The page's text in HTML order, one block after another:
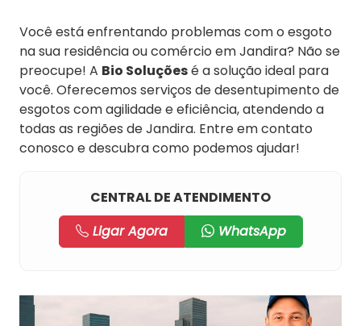
Você está enfrentando problemas com o esgoto
na sua residência ou comércio em Jandira? Não se
preocupe! A Bio Soluçõesé a solução ideal para
você. Oferecemos serviços de desentupimento de
esgotos com agilidade e eficiência, atendendo a
todas as regiões de Jandira. Entre em contato
conosco e descubra como podemos ajudar!
CENTRAL DE ATENDIMENTO
Ligar Agora
WhatsApp